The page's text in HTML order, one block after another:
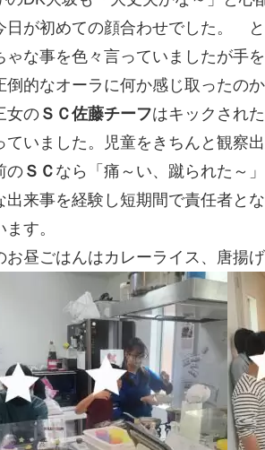
日が初めての顔合わせでした。 と
ゃな事を色々言っていましたが手
倒的なオーラに何か感じ取ったのか
女のＳＣ佐藤チーフはキックされ
ていました。児童をきちんと観察
のＳＣ なら「痛～い、蹴られた～
出来事を経験し短期間で責任者と
ます。
お昼ごはんはカレーライス、唐揚